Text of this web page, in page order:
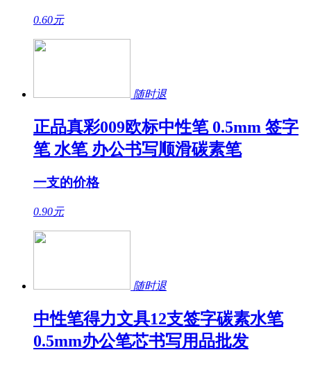
0.60元
随时退
正品真彩009欧标中性笔 0.5mm 签字
笔 水笔 办公书写顺滑碳素笔
一支的价格
0.90元
随时退
中性笔得力文具12支签字碳素水笔
0.5mm办公笔芯书写用品批发